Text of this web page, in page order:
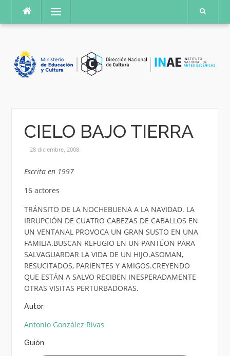
contenido
Menú
CIELO BAJO TIERRA
28 diciembre, 2008
Escrita en 1997
16 actores
TRÁNSITO DE LA NOCHEBUENA A LA NAVIDAD. LA
IRRUPCIÓN DE CUATRO CABEZAS DE CABALLOS EN
UN VENTANAL PROVOCA UN GRAN SUSTO EN UNA
FAMILIA.BUSCAN REFUGIO EN UN PANTÉON PARA
SALVAGUARDAR LA VIDA DE UN HIJO.ASOMAN,
RESUCITADOS, PARIENTES Y AMIGOS.CREYENDO
QUE ESTÁN A SALVO RECIBEN INESPERADAMENTE
OTRAS VISITAS PERTURBADORAS.
Autor
Antonio González Rivas
Guión